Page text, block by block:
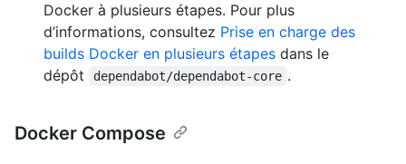
Docker à plusieurs étapes. Pour plus
d’informations, consultez Prise en charge des
builds Docker en plusieurs étapes dans le
dépôt
dependabot/dependabot-core .
Docker Compose